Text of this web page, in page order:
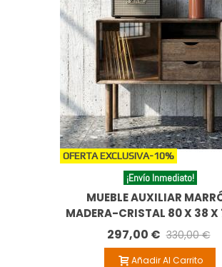
OFERTA EXCLUSIVA-10%
¡Envío Inmediato!
MUEBLE AUXILIAR
MADERA-CRISTAL 80 X 38 X
297,00 € 330,00 €
Añadir Al Carrito